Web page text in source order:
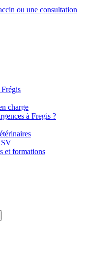
ou une consultation
charge
à Fregis ?
et formations